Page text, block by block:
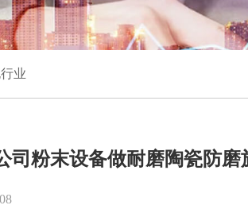
业
司粉末设备做耐磨陶瓷防